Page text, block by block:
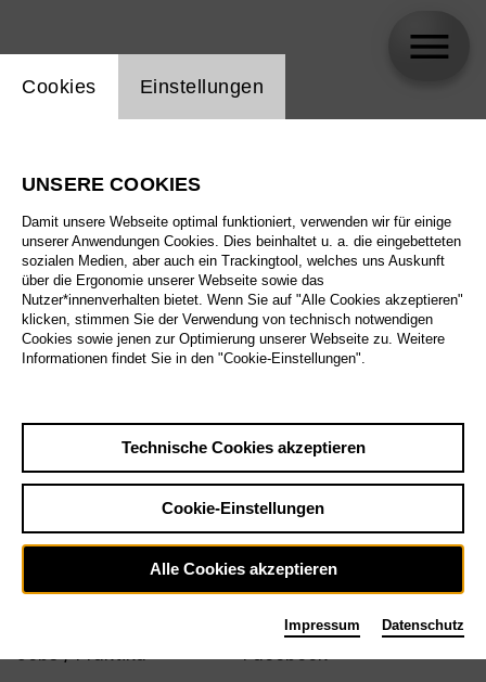
Biographie
Spielplan
Jobs / Praktika
Facebook
Einstellung Website Cookie
Cookies Einstellungen
UNSERE COOKIES
Damit unsere Webseite optimal funktioniert, verwenden wir für einige
unserer Anwendungen Cookies. Dies beinhaltet u. a. die eingebetteten
sozialen Medien, aber auch ein Trackingtool, welches uns Auskunft
über die Ergonomie unserer Webseite sowie das
Nutzer*innenverhalten bietet. Wenn Sie auf "Alle Cookies akzeptieren"
klicken, stimmen Sie der Verwendung von technisch notwendigen
Cookies sowie jenen zur Optimierung unserer Webseite zu. Weitere
Informationen findet Sie in den "Cookie-Einstellungen".
Technische Cookies akzeptieren
Cookie-Einstellungen
Alle Cookies akzeptieren
Impressum Datenschutz